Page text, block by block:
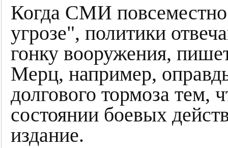
Когда СМИ повсеместно
угрозе", политики
гонку вооружения,
Мерц, например,
долгового тормоза тем,
состоянии боевых
издание.